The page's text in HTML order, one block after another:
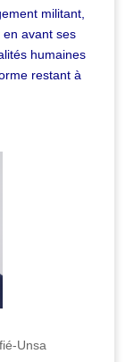
militant,
avant ses
humaines
restant à
Unsa